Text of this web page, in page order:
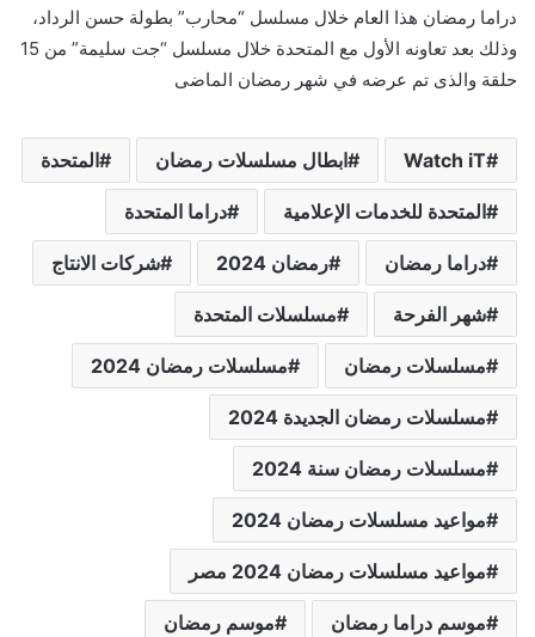
دراما رمضان هذا العام خلال مسلسل “محارب” بطولة حسن الرداد،
وذلك بعد تعاونه الأول مع المتحدة خلال مسلسل “جت سليمة” من 15
حلقة والذى تم عرضه في شهر رمضان الماضى
Watch iT ابطال مسلسلات رمضان المتحدة
المتحدة للخدمات الإعلامية دراما المتحدة
دراما رمضان رمضان 2024 شركات الانتاج
شهر الفرحة مسلسلات المتحدة
مسلسلات رمضان مسلسلات رمضان 2024
مسلسلات رمضان الجديدة 2024
مسلسلات رمضان سنة 2024
مواعيد مسلسلات رمضان 2024
مواعيد مسلسلات رمضان 2024 مصر
موسم دراما رمضان موسم رمضان